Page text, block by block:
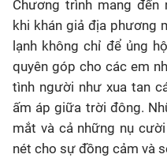
Chương trình mang đến
khi khán giả địa phương
lạnh không chỉ để ủng
quyên góp cho các em
tình người như xua tan
ấm áp giữa trời đông.
mắt và cả những nụ
nét cho sự đồng cảm và